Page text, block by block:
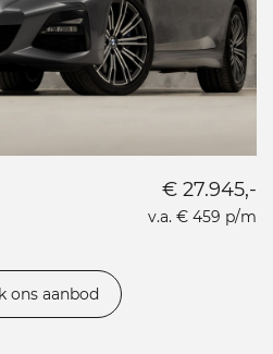
€ 27.945,-
v.a. € 459 p/m
ons aanbod